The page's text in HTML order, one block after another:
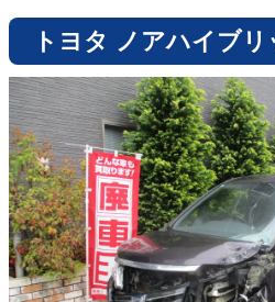
トヨタ ノアハイブリ